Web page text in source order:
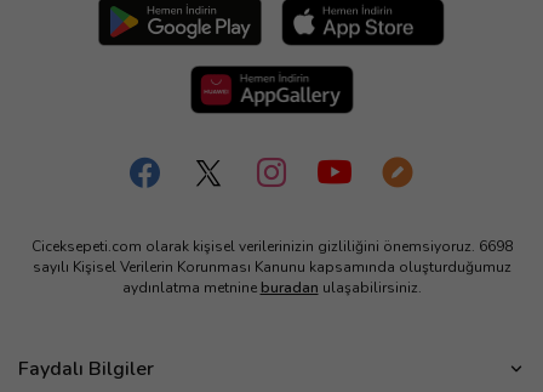
Ciceksepeti.com olarak kişisel verilerinizin gizliliğini önemsiyoruz. 6698
sayılı Kişisel Verilerin Korunması Kanunu kapsamında oluşturduğumuz
aydınlatma metnine buradan ulaşabilirsiniz.
Faydalı Bilgiler